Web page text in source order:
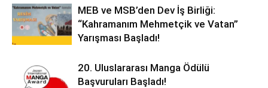
MEB ve MSB’den Dev İş Birliği:
“Kahramanım Mehmetçik ve Vatan”
Yarışması Başladı!
20. Uluslararası Manga Ödülü
Başvuruları Başladı!